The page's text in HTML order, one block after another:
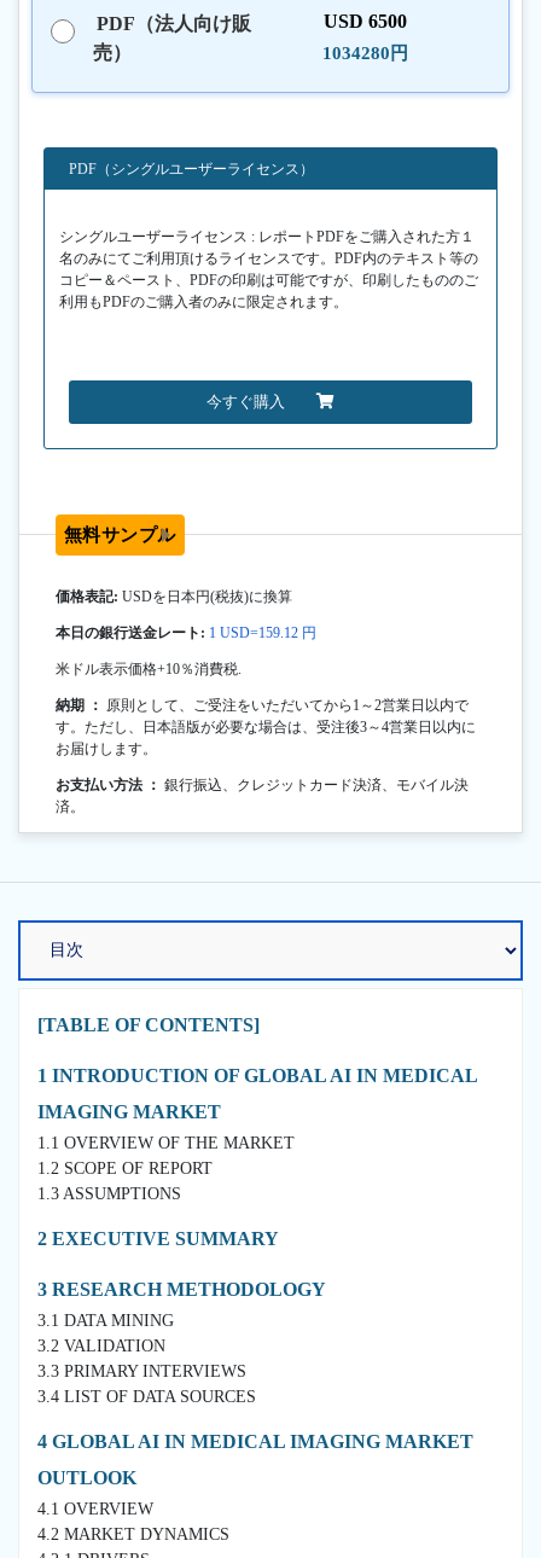
PDF（法人向け販
売）
USD 6500
1034280円
PDF（シングルユーザーライセンス）
シングルユーザーライセンス : レポートPDFをご購入された方１
名のみにてご利用頂けるライセンスです。PDF内のテキスト等の
コピー＆ペースト、PDFの印刷は可能ですが、印刷したもののご
利用もPDFのご購入者のみに限定されます。
今すぐ購入
無料サンプル
価格表記: USDを日本円(税抜)に換算
本日の銀行送金レート: 1 USD=159.12 円
米ドル表示価格+10％消費税.
納期 ： 原則として、ご受注をいただいてから1～2営業日以内で
す。ただし、日本語版が必要な場合は、受注後3～4営業日以内に
お届けします。
お支払い方法 ： 銀行振込、クレジットカード決済、モバイル決
済。
[TABLE OF CONTENTS]
1 INTRODUCTION OF GLOBAL AI IN MEDICAL
IMAGING MARKET
1.1 OVERVIEW OF THE MARKET
1.2 SCOPE OF REPORT
1.3 ASSUMPTIONS
2 EXECUTIVE SUMMARY
3 RESEARCH METHODOLOGY
3.1 DATA MINING
3.2 VALIDATION
3.3 PRIMARY INTERVIEWS
3.4 LIST OF DATA SOURCES
4 GLOBAL AI IN MEDICAL IMAGING MARKET
OUTLOOK
4.1 OVERVIEW
4.2 MARKET DYNAMICS